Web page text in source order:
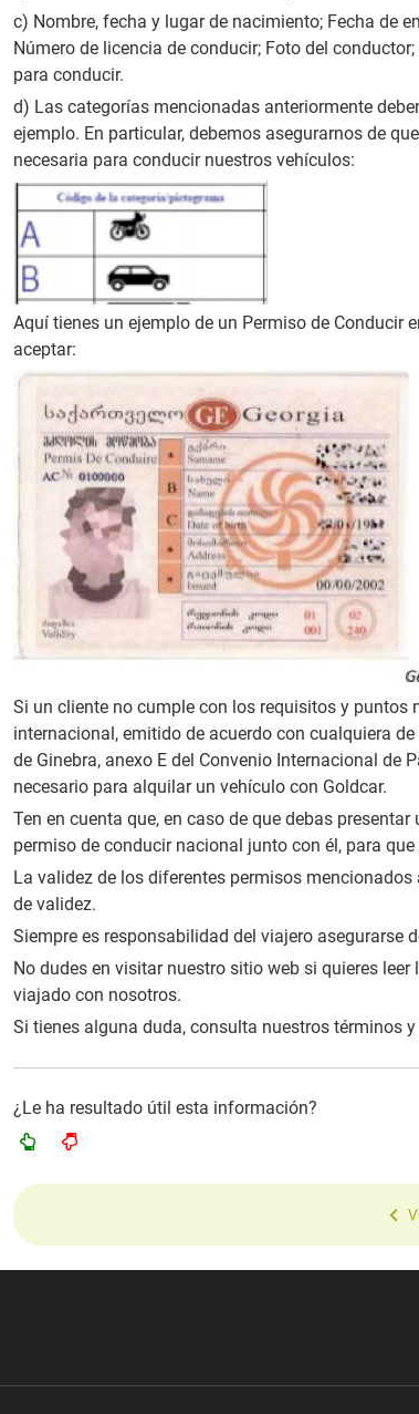
c) Nombre, fecha y lugar de nacimiento; Fecha de
Número de licencia de conducir; Foto del
para conducir.
d) Las categorías mencionadas anteriormente
ejemplo. En particular, debemos asegurarnos de
necesaria para conducir nuestros vehículos:
Aquí tienes un ejemplo de un Permiso de
aceptar:
Si un cliente no cumple con los requisitos y puntos
internacional, emitido de acuerdo con cualquiera
de Ginebra, anexo E del Convenio Internacional de
necesario para alquilar un vehículo con Goldcar.
Ten en cuenta que, en caso de que debas
permiso de conducir nacional junto con él, para
La validez de los diferentes permisos
de validez.
Siempre es responsabilidad del viajero asegurarse
No dudes en visitar nuestro sitio web si quieres
viajado con nosotros.
Si tienes alguna duda, consulta nuestros términos
¿Le ha resultado útil esta información?